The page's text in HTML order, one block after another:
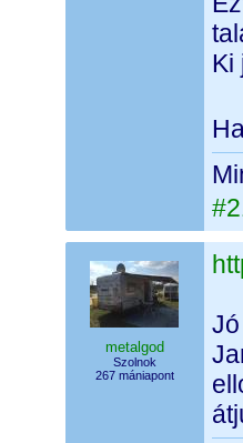
Ki
metalgod
Szolnok
267 mániapont